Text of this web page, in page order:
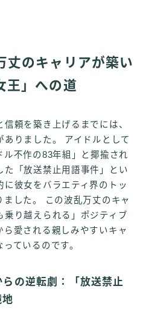
丈のキャリアが築い
王」への道
頼を築き上げるまでには、
りました。 アイドルとして
不作の83年組」と揶揄され
た「放送禁止用語事件」とい
彼女をバラエティ界のトッ
した。 この波乱万丈のキャ
乗り越えられる」ポジティブ
愛される親しみやすいキャ
ているのです。
の逆転劇：「放送禁止